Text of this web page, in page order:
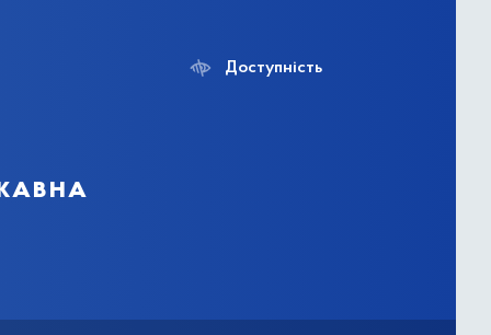
Доступність